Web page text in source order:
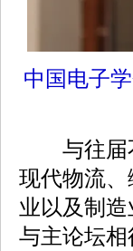
中国电子
与往届不
现代物流
业以及制
与主论坛